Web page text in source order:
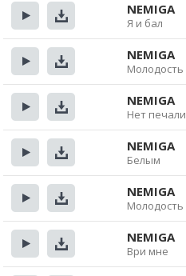
Прослушать
Скачать
NEMIGA
Я и бал
Прослушать
Скачать
NEMIGA
Молодость
Прослушать
Скачать
NEMIGA
Нет печали
Прослушать
Скачать
NEMIGA
Белым
Прослушать
Скачать
NEMIGA
Молодость
Прослушать
Скачать
NEMIGA
Ври мне